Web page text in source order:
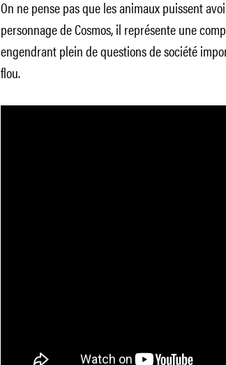
On ne pense pas que les animaux puissent
personnage de Cosmos, il représente une
engendrant plein de questions de société
flou.